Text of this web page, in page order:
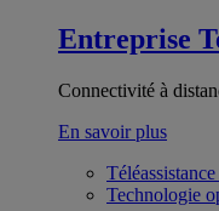
Entreprise
Connectivité à
En savoir plus
Technologie